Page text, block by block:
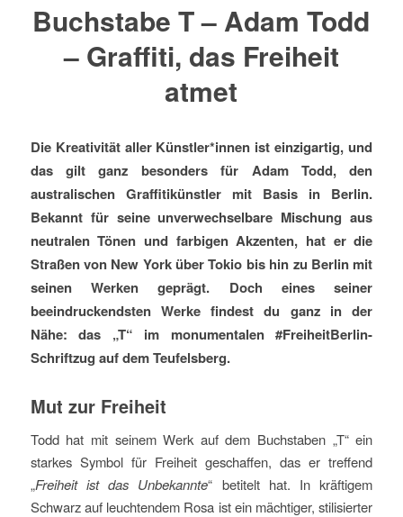
Buchstabe T – Adam Todd
– Graffiti, das Freiheit
atmet
Die Kreativität aller Künstler*innen ist einzigartig, und
das gilt ganz besonders für Adam Todd, den
australischen Graffitikünstler mit Basis in Berlin.
Bekannt für seine unverwechselbare Mischung aus
neutralen Tönen und farbigen Akzenten, hat er die
Straßen von New York über Tokio bis hin zu Berlin mit
seinen Werken geprägt. Doch eines seiner
beeindruckendsten Werke findest du ganz in der
Nähe: das „T“ im monumentalen #FreiheitBerlin-
Schriftzug auf dem Teufelsberg.
Mut zur Freiheit
Todd hat mit seinem Werk auf dem Buchstaben „T“ ein
starkes Symbol für Freiheit geschaffen, das er treffend
„Freiheit ist das Unbekannte“ betitelt hat. In kräftigem
Schwarz auf leuchtendem Rosa ist ein mächtiger, stilisierter